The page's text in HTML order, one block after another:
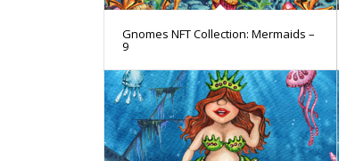
Gnomes NFT Collection: Mermaids –
9